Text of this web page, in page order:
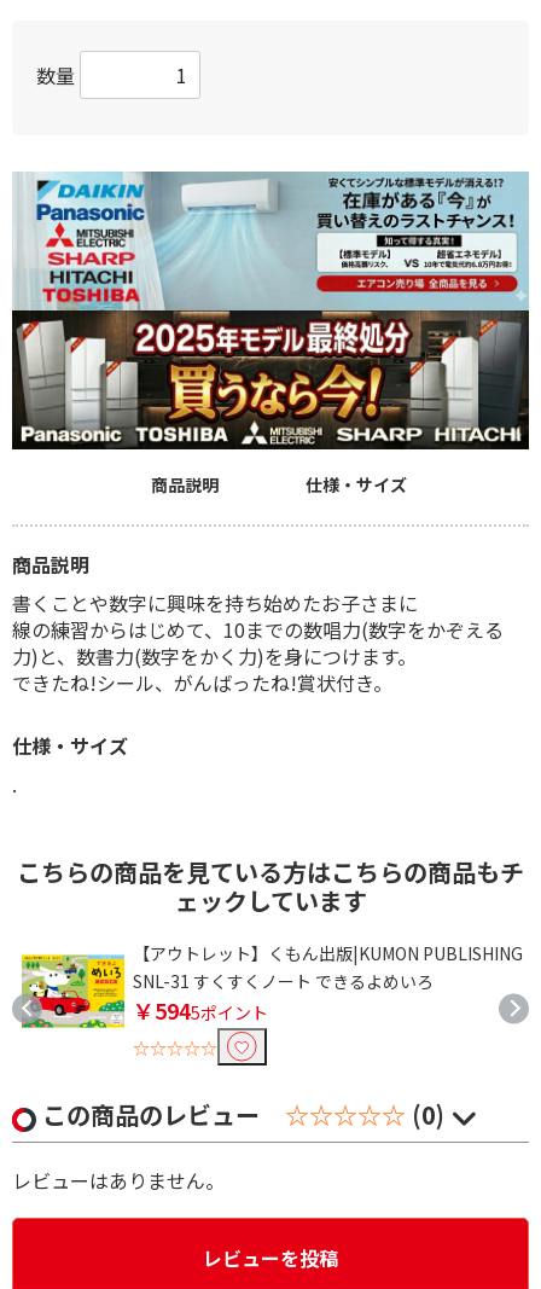
数量
商品説明 仕様・サイズ
商品説明
書くことや数字に興味を持ち始めたお子さまに
線の練習からはじめて、10までの数唱力(数字をかぞえる
力)と、数書力(数字をかく力)を身につけます。
できたね!シール、がんばったね!賞状付き。
仕様・サイズ
.
こちらの商品を見ている方はこちらの商品もチ
ェックしています
【アウトレット】くもん出版|KUMON PUBLISHING
SNL-31 すくすくノート できるよめいろ
￥5945ポイント
☆☆☆☆☆
この商品のレビュー ☆☆☆☆☆ (0)
レビューはありません。
レビューを投稿